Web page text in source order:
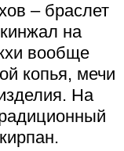
– браслет
на
вообще
копья, мечи
На